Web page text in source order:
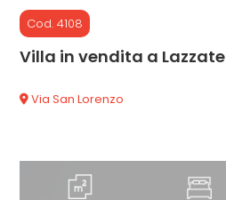
Cod. 4108
Villa in vendita a Lazzate
Via San Lorenzo
Bagni
minimi
Qualsiasi